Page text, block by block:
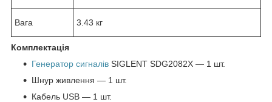
Вага 3.43 кг
Комплектація
Генератор сигналів SIGLENT SDG2082X — 1 шт.
Шнур живлення — 1 шт.
Кабель USB — 1 шт.